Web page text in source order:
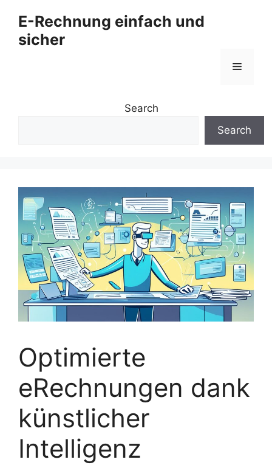
Inhalt
springen
E-Rechnung einfach und
sicher
Menü
Search
Search
Optimierte
eRechnungen dank
künstlicher
Intelligenz